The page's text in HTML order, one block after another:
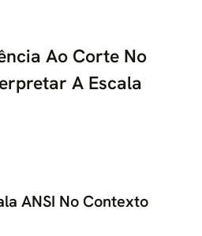
Ao Corte No
A Escala
ANSI No Contexto